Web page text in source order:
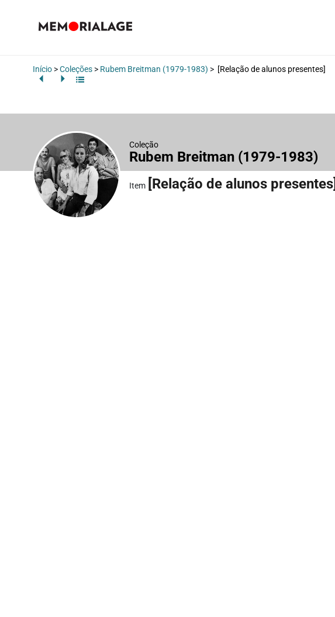
Início >Coleções > Rubem Breitman (1979-1983) > [Relação de alunos presentes]
Coleção
Rubem Breitman (1979-1983)
Item [Relação de alunos presentes]